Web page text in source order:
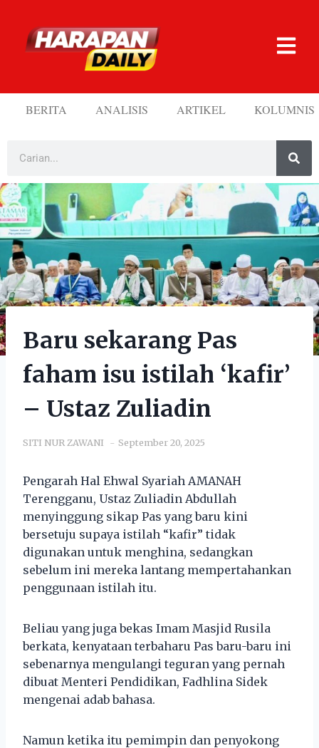
BERITA ANALISIS ARTIKEL KOLUMNIS
Baru sekarang Pas
faham isu istilah ‘kafir’
– Ustaz Zuliadin
SITI NUR ZAWANI September 20, 2025
Pengarah Hal Ehwal Syariah AMANAH
Terengganu, Ustaz Zuliadin Abdullah
menyinggung sikap Pas yang baru kini
bersetuju supaya istilah “kafir” tidak
digunakan untuk menghina, sedangkan
sebelum ini mereka lantang mempertahankan
penggunaan istilah itu.
Beliau yang juga bekas Imam Masjid Rusila
berkata, kenyataan terbaharu Pas baru-baru ini
sebenarnya mengulangi teguran yang pernah
dibuat Menteri Pendidikan, Fadhlina Sidek
mengenai adab bahasa.
Namun ketika itu pemimpin dan penyokong